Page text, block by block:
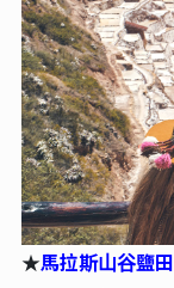
★馬拉斯⼭⾕鹽田